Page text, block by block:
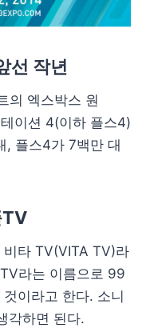
선 작년
의 엑스박스 원
이션 4(이하 플스4)
, 플스4가 7백만 대
TV
비타 TV(VITA TV)라
라는 이름으로 99
이라고 한다. 소니
각하면 된다.